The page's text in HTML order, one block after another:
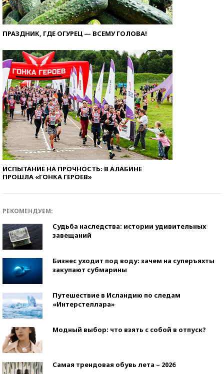
ПРАЗДНИК, ГДЕ ОГУРЕЦ — ВСЕМУ ГОЛОВА!
ИСПЫТАНИЕ НА ПРОЧНОСТЬ: В АЛАБИНЕ
ПРОШЛА «ГОНКА ГЕРОЕВ»
РЕКОМЕНДУЕМ:
Судьба наследства: истории удивительных
завещаний
Бизнес уходит под воду: зачем на суперъяхты
закупают субмарины
Путешествие в Исландию по следам
«Интерстеллара»
Модный выбор: что взять с собой в отпуск?
Самая трендовая обувь лета – 2026